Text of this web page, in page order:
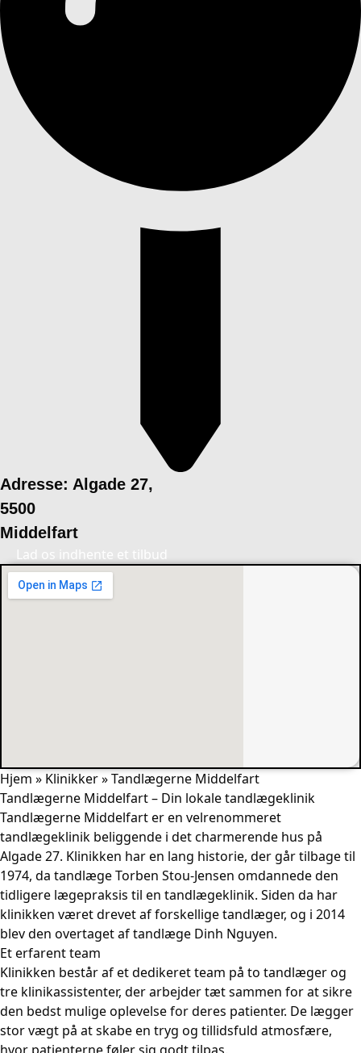
Adresse: Algade 27,
5500
Middelfart
Lad os indhente et tilbud
Hjem » Klinikker»Tandlægerne Middelfart
Tandlægerne Middelfart – Din lokale tandlægeklinik
Tandlægerne Middelfart er en velrenommeret
tandlægeklinik beliggende i det charmerende hus på
Algade 27. Klinikken har en lang historie, der går tilbage til
1974, da tandlæge Torben Stou-Jensen omdannede den
tidligere lægepraksis til en tandlægeklinik. Siden da har
klinikken været drevet af forskellige tandlæger, og i 2014
blev den overtaget af tandlæge Dinh Nguyen.
Et erfarent team
Klinikken består af et dedikeret team på to tandlæger og
tre klinikassistenter, der arbejder tæt sammen for at sikre
den bedst mulige oplevelse for deres patienter. De lægger
stor vægt på at skabe en tryg og tillidsfuld atmosfære,